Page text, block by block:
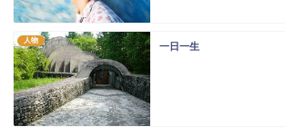
人物
一日一生